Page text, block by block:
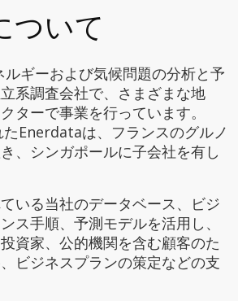
ついて
ギーおよび気候問題の分析と予
系調査会社で、さまざまな地
ターで事業を行っています。
Enerdataは、フランスのグルノ
、シンガポールに子会社を有し
いる当社のデータベース、ビジ
ス手順、予測モデルを活用し、
資家、公的機関を含む顧客のた
ビジネスプランの策定などの支